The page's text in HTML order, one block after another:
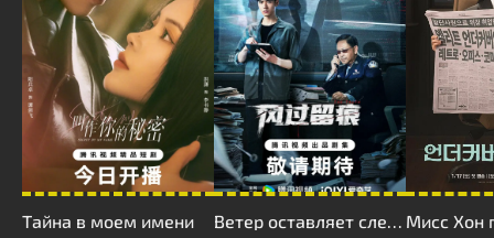
Тайна в моем имени Ветер оставляет следы